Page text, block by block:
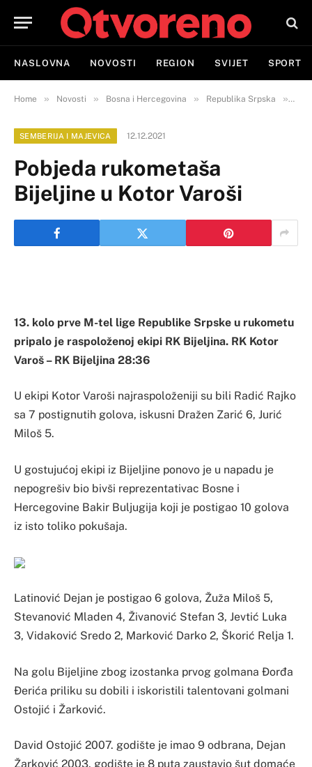
NASLOVNA NOVOSTI REGION SVIJET SPORT
Home » Novosti » Bosna i Hercegovina » Republika Srpska »
SEMBERIJA I MAJEVICA 12.12.2021
Pobjeda rukometaša
Bijeljine u Kotor Varoši
13. kolo prve M-tel lige Republike Srpske u rukometu
pripalo je raspoloženoj ekipi RK Bijeljina. RK Kotor
Varoš – RK Bijeljina 28:36
U ekipi Kotor Varoši najraspoloženiji su bili Radić Rajko
sa 7 postignutih golova, iskusni Dražen Zarić 6, Jurić
Miloš 5.
U gostujućoj ekipi iz Bijeljine ponovo je u napadu je
nepogrešiv bio bivši reprezentativac Bosne i
Hercegovine Bakir Buljugija koji je postigao 10 golova
iz isto toliko pokušaja.
Latinović Dejan je postigao 6 golova, Žuža Miloš 5,
Stevanović Mladen 4, Živanović Stefan 3, Jevtić Luka
3, Vidaković Sredo 2, Marković Darko 2, Škorić Relja 1.
Na golu Bijeljine zbog izostanka prvog golmana Đorđa
Đerića priliku su dobili i iskoristili talentovani golmani
Ostojić i Žarković.
David Ostojić 2007. godište je imao 9 odbrana, Dejan
Žarković 2003. godište je 8 puta zaustavio šut domaće